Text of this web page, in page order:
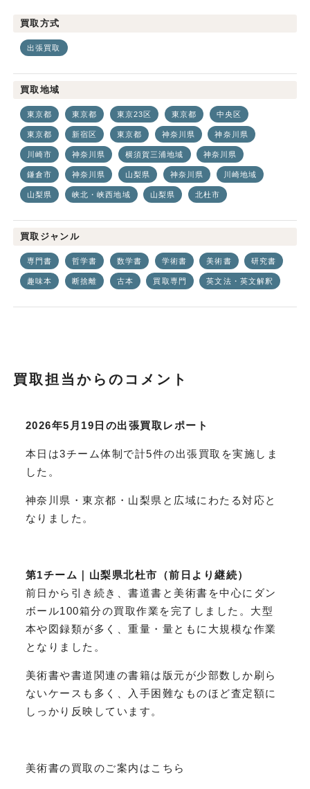
買取方式
出張買取
買取地域
東京都 東京都 東京23区 東京都 中央区
東京都 新宿区 東京都 神奈川県 神奈川県
川崎市 神奈川県 横須賀三浦地域 神奈川県
鎌倉市 神奈川県 山梨県 神奈川県 川崎地域
山梨県 峡北・峡西地域 山梨県 北杜市
買取ジャンル
専門書 哲学書 数学書 学術書 美術書 研究書
趣味本 断捨離 古本 買取専門 英文法・英文解釈
買取担当からのコメント
2026年5月19日の出張買取レポート
本日は3チーム体制で計5件の出張買取を実施しま
した。
神奈川県・東京都・山梨県と広域にわたる対応と
なりました。
第1チーム｜山梨県北杜市（前日より継続）
前日から引き続き、書道書と美術書を中心にダン
ボール100箱分の買取作業を完了しました。大型
本や図録類が多く、重量・量ともに大規模な作業
となりました。
美術書や書道関連の書籍は版元が少部数しか刷ら
ないケースも多く、入手困難なものほど査定額に
しっかり反映しています。
美術書の買取のご案内はこちら